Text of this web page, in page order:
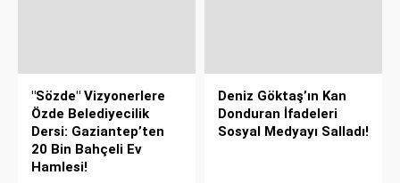
"Sözde" Vizyonerlere
Özde Belediyecilik
Dersi: Gaziantep’ten
20 Bin Bahçeli Ev
Hamlesi!
Deniz Göktaş’ın Kan
Donduran İfadeleri
Sosyal Medyayı Salladı!